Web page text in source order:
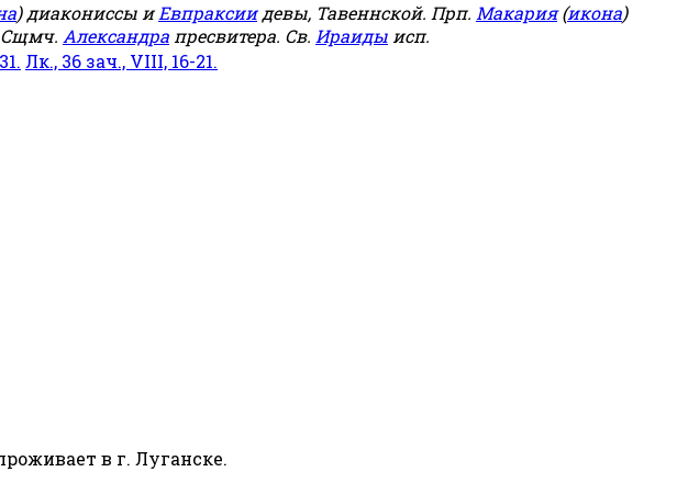
) диакониссы иЕвпраксиидевы, Тавеннской. Прп. Макария(икона)
Сщмч. Александра пресвитера. Св. Ираиды исп.
Лк., 36 зач., VIII, 16-21.
в г. Луганске.